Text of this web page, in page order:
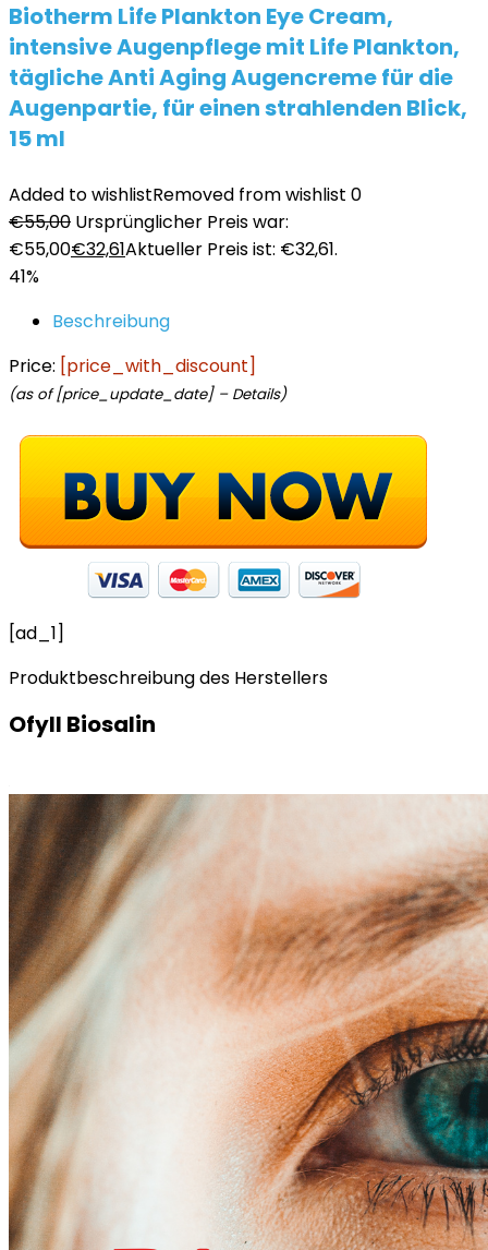
Biotherm Life Plankton Eye Cream,
intensive Augenpflege mit Life Plankton,
tägliche Anti Aging Augencreme für die
Augenpartie, für einen strahlenden Blick,
15 ml
Added to wishlistRemoved from wishlist 0
€55,00 Ursprünglicher Preis war:
€55,00€32,61Aktueller Preis ist: €32,61.
41%
Beschreibung
Price: [price_with_discount]
(as of [price_update_date] – Details)
[ad_1]
Produktbeschreibung des Herstellers
Ofyll Biosalin